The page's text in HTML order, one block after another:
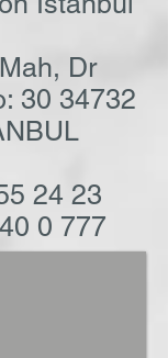
Dr
30 34732
24 23
0 777